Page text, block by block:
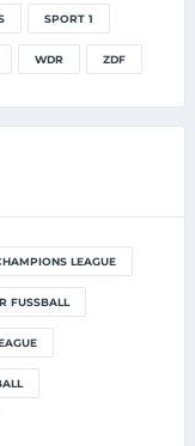
SPORT 1
WDR ZDF
LEAGUE
FUSSBALL